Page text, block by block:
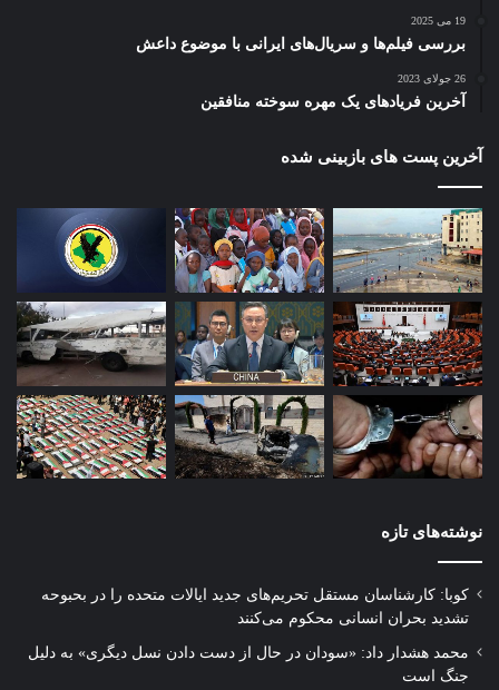
19 می 2025
بررسی فیلم‌ها و سریال‌های ایرانی با موضوع داعش
26 جولای 2023
آخرین فریادهای یک مهره سوخته منافقین
آخرین پست های بازبینی شده
نوشته‌های تازه
کوبا: کارشناسان مستقل تحریم‌های جدید ایالات متحده را در بحبوحه
تشدید بحران انسانی محکوم می‌کنند
محمد هشدار داد: «سودان در حال از دست دادن نسل دیگری» به دلیل
جنگ است